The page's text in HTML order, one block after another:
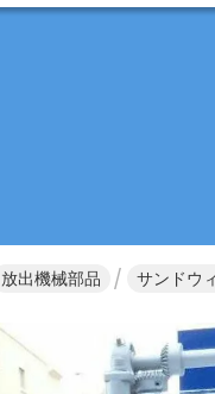
放出機械部品 サンドウ